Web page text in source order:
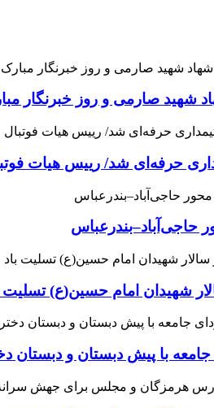
شهید صارمی و روز خبرنگار
حرفه‌ای شد/ رییس هیات
حاجی‌آباد–بندرعباس
شهیدان امام حسین(ع) تسلیت
با پیش دبستان و دبستان